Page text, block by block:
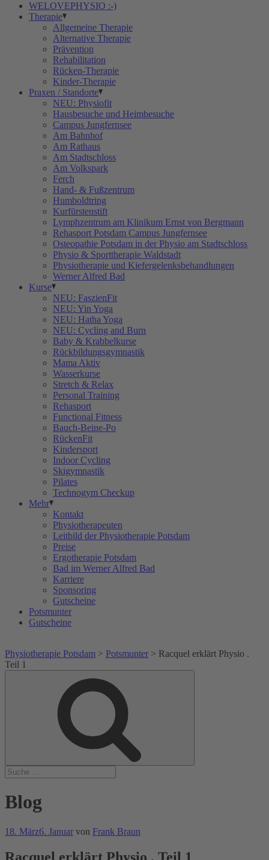
WELOVEPHYSIO :-)
Therapie
Allgemeine Therapie
Alternative Therapie
Prävention
Rehabilitation
Rücken-Therapie
Kinder-Therapie
Praxen / Standorte
NEU: Physiofit
Hausbesuche und Heimbesuche
Campus Jungfernsee
Am Bahnhof
Am Rathaus
Am Stadtschloss
Am Volkspark
Ferch
Hand- & Fußzentrum
Humboldtring
Kurfürstenstift
Lymphzentrum am Klinikum Ernst von Bergmann
Rehasport Potsdam Campus Jungfernsee
Osteopathie Potsdam in der Physio am Stadtschloss
Physio & Sporttherapie Waldstadt
Physiotherapie und Kiefergelenksbehandlungen
Werner Alfred Bad
Kurse
NEU: FaszienFit
NEU: Yin Yoga
NEU: Hatha Yoga
NEU: Cycling and Burn
Baby & Krabbelkurse
Rückbildungsgymnastik
Mama Aktiv
Wasserkurse
Stretch & Relax
Personal Training
Rehasport
Functional Fitness
Bauch-Beine-Po
RückenFit
Kindersport
Indoor Cycling
Skigymnastik
Pilates
Technogym Checkup
Mehr
Kontakt
Physiotherapeuten
Leitbild der Physiotherapie Potsdam
Preise
Ergotherapie Potsdam
Bad im Werner Alfred Bad
Karriere
Sponsoring
Gutscheine
Potsmunter
Gutscheine
Physiotherapie Potsdam > Potsmunter > Racquel erklärt Physio .
Teil 1
Blog
Veröffentlicht
18. März6. Januar von Frank Braun
Racquel erklärt Physio . Teil 1